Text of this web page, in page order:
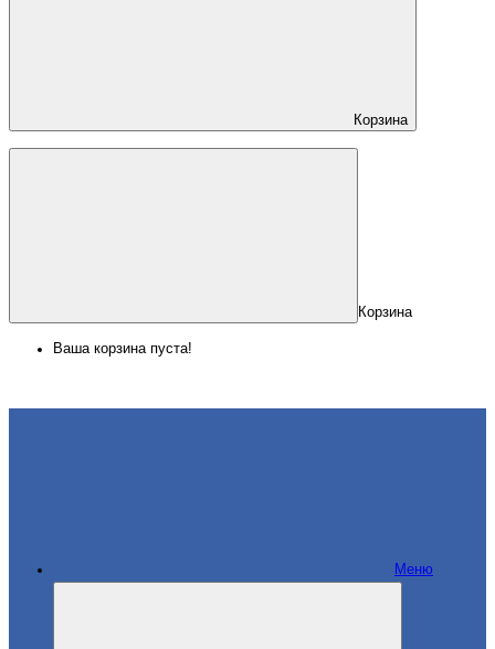
Корзина
Корзина
Ваша корзина пуста!
Меню